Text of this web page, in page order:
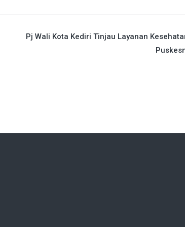
Pj Wali Kota Kediri Tinjau Layanan